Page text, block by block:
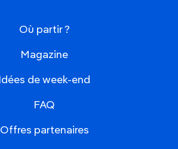
Où partir ?
Magazine
Idées de week-end
FAQ
Offres partenaires